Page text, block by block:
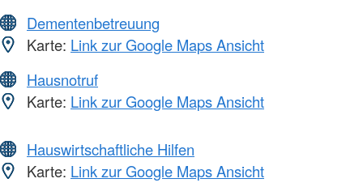
Dementenbetreuung
Karte: Link zur Google Maps Ansicht
Hausnotruf
Karte: Link zur Google Maps Ansicht
Hauswirtschaftliche Hilfen
Karte: Link zur Google Maps Ansicht